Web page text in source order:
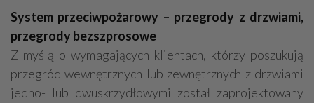
System przeciwpożarowy – przegrody z drzwiami,
przegrody bezszprosowe
Z myślą o wymagających klientach, którzy poszukują
przegród wewnętrznych lub zewnętrznych z drzwiami
jedno- lub dwuskrzydłowymi został zaprojektowany